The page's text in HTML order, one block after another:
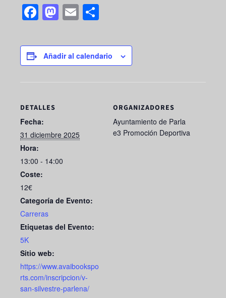
F
c
e
o
k
M
st
o
E
ailar
e
Añadir al calendario
DETALLES
Fecha:
31 diciembre 2025
Hora:
13:00 - 14:00
Coste:
12€
Categoría de Evento:
Carreras
Etiquetas del Evento:
5K
Sitio web:
https://www.avaibookspo
rts.com/inscripcion/v-
san-silvestre-parlena/
ORGANIZADORES
Ayuntamiento de Parla
e3 Promoción Deportiva